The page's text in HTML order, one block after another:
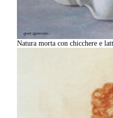
Natura morta con chicchere e